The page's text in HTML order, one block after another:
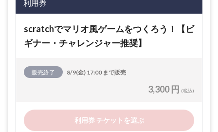
利用券
scratchでマリオ風ゲームをつくろう！【ビ
ギナー・チャレンジャー推奨】
販売終了 8/9(金) 17:00 まで販売
3,300 円 (税込)
利用券 チケットを選ぶ